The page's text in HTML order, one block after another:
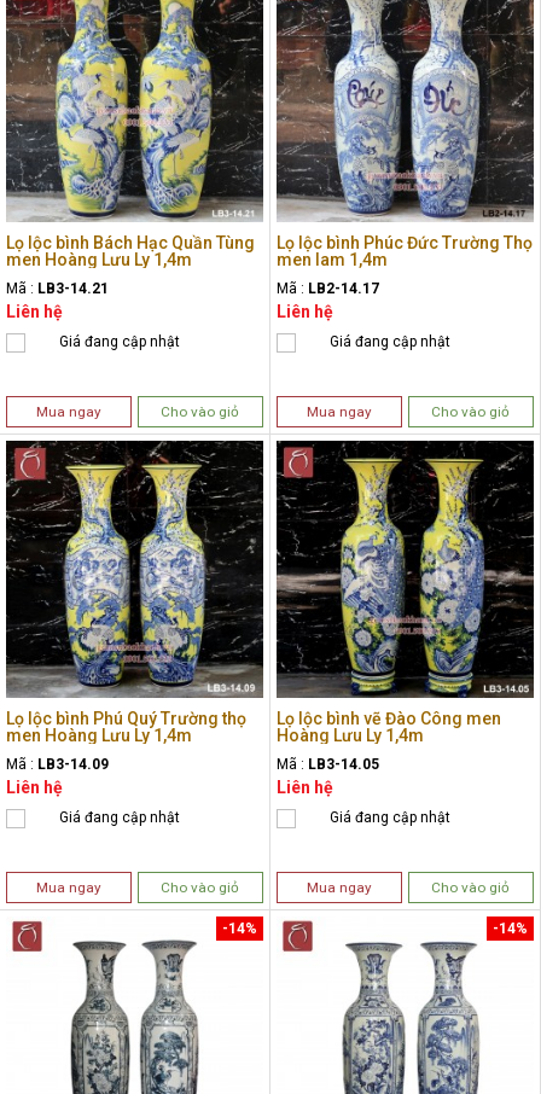
Lọ lộc bình Bách Hạc Quần Tùng
men Hoàng Lưu Ly 1,4m
Mã : LB3-14.21
Liên hệ
Giá đang cập nhật
Mua ngay Cho vào giỏ
Lọ lộc bình Phúc Đức Trường Thọ
men lam 1,4m
Mã : LB2-14.17
Liên hệ
Giá đang cập nhật
Mua ngay Cho vào giỏ
Lọ lộc bình Phú Quý Trường thọ
men Hoàng Lưu Ly 1,4m
Mã : LB3-14.09
Liên hệ
Giá đang cập nhật
Mua ngay Cho vào giỏ
Lọ lộc bình vẽ Đào Công men
Hoàng Lưu Ly 1,4m
Mã : LB3-14.05
Liên hệ
Giá đang cập nhật
Mua ngay Cho vào giỏ
-14% -14%